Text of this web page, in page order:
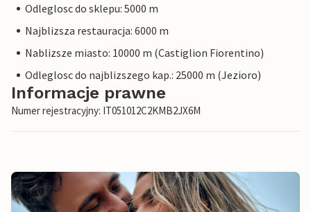
Odleglosc do sklepu: 5000 m
Najblizsza restauracja: 6000 m
Nablizsze miasto: 10000 m (Castiglion Fiorentino)
Odleglosc do najblizszego kap.: 25000 m (Jezioro)
Informacje prawne
Numer rejestracyjny: IT051012C2KMB2JX6M